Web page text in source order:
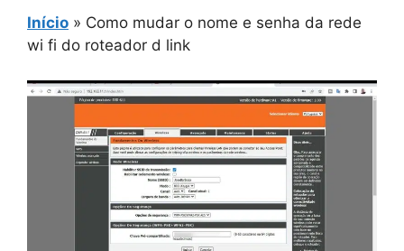
Início » Como mudar o nome e senha da rede
wi fi do roteador d link